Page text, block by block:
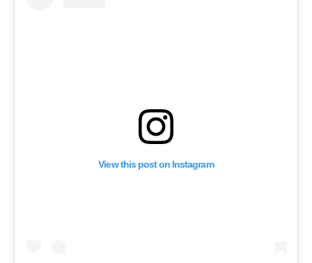
View this post on Instagram